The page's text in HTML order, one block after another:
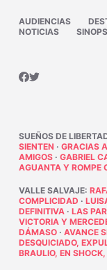
AUDIENCIAS
NOTICIAS
SUEÑOS DE
SIENTEN · GRACIAS
AMIGOS· GABRIEL
AGUANTA Y ROMPE
VALLE SALVAJE:
COMPLICIDAD ·
DEFINITIVA· LAS
VICTORIA Y
DÁMASO· AVANCE
DESQUICIADO,
BRAULIO, EN